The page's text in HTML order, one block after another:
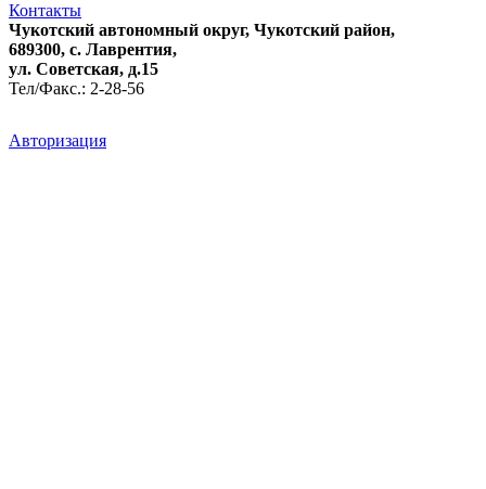
Контакты
Чукотский автономный округ, Чукотский район,
689300, с. Лаврентия,
ул. Советская, д.15
Тел/Факс.: 2-28-56
Авторизация